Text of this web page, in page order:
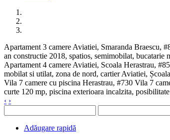
Apartament 3 camere Aviatiei, Smaranda Braescu,
an constructie 2018, spatios, semimobilat, bucatarie
Apartament 4 camere Aviatiei, Scoala Herastrau,
mobilat si utilat, zona de nord, cartier Aviatiei,
Vila 7 camere cu piscina Herastrau, #730 Vila 7
curte 120 mp, piscina exterioara incalzita,
‹ ›
Adăugare rapidă